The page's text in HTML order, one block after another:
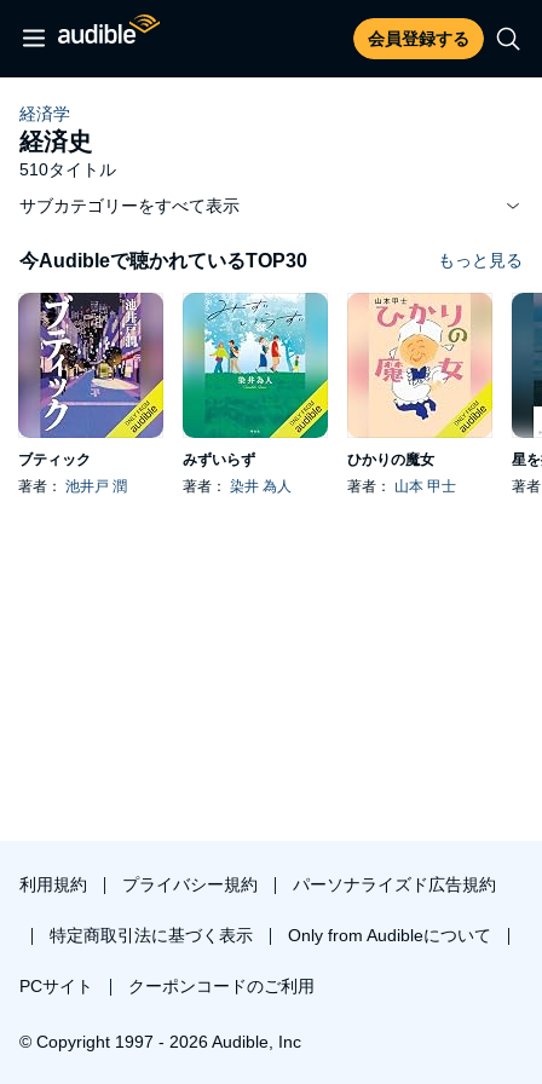
会員登録する
経済学
経済史
510タイトル
サブカテゴリーをすべて表示
今Audibleで聴かれているTOP30 もっと見る
ブティック
著者： 池井戸 潤
みずいらず
著者： 染井 為人
ひかりの魔女
著者： 山本 甲士
星
著
利用規約 プライバシー規約 パーソナライズド広告規約
特定商取引法に基づく表示 Only from Audibleについて
PCサイト クーポンコードのご利用
© Copyright 1997 - 2026 Audible, Inc